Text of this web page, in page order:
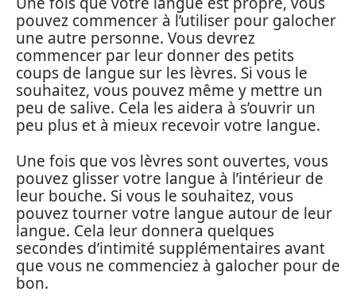
pouvez commencer à l’utiliser pour galocher
une autre personne. Vous devrez
commencer par leur donner des petits
coups de langue sur les lèvres. Si vous le
souhaitez, vous pouvez même y mettre un
peu de salive. Cela les aidera à s’ouvrir un
peu plus et à mieux recevoir votre langue.
Une fois que vos lèvres sont ouvertes, vous
pouvez glisser votre langue à l’intérieur de
leur bouche. Si vous le souhaitez, vous
pouvez tourner votre langue autour de leur
langue. Cela leur donnera quelques
secondes d’intimité supplémentaires avant
que vous ne commenciez à galocher pour de
bon.